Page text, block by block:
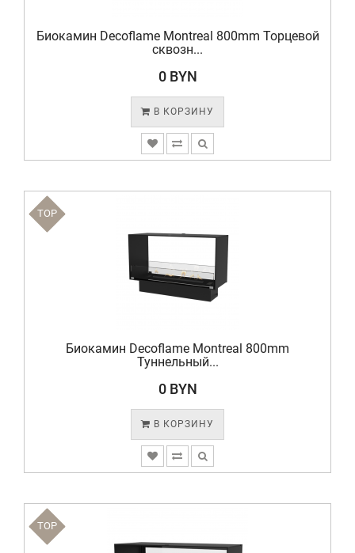
Биокамин Decoflame Montreal 800mm Торцевой
сквозн...
0 BYN
В КОРЗИНУ
TOP
Биокамин Decoflame Montreal 800mm
Туннельный...
0 BYN
В КОРЗИНУ
TOP